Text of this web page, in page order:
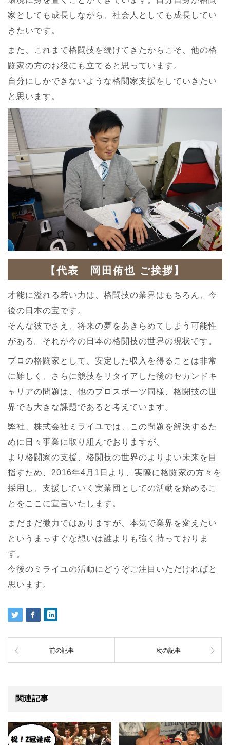
家としても成長しながら、社会人としても成長してい
きたいです。
また、これまで格闘技を続けてきたからこそ、他の格
闘家の方のお役にも立てると思っています。
自分にしかできないような格闘家支援をしていきたい
と思います。
【代表 岡田侑也 ご挨拶】
才能に溢れる若い力は、格闘技の業界はもちろん、今
後の日本の宝です。
そんな彼でさえ、将来の夢をあきらめてしまう可能性
がある。それが今の日本の格闘技の世界の現状です。
プロの格闘家として、安定した収入を得ることは非常
に難しく、さらに競技をリタイアした後のセカンドキ
ャリアの問題は、他のプロスポーツ同様、格闘技の世
界でも大きな課題であると考えています。
弊社、株式会社ミライユでは、この問題を解決するた
めに日々事業に取り組んでおりますが、
より格闘家の支援、格闘技の世界のよりよい未来を目
指すため、2016年4月1日より、実際に格闘家の方々を
採用し、支援していく実業団としての活動を始めるこ
とをここに宣言いたします。
まだまだ微力ではありますが、本気で業界を変えたい
というまっすぐな想いは誰よりも強く持っておりま
す。
今後のミライユの活動にどうぞご注目いただければと
思います。
前の記事 次の記事
関連記事